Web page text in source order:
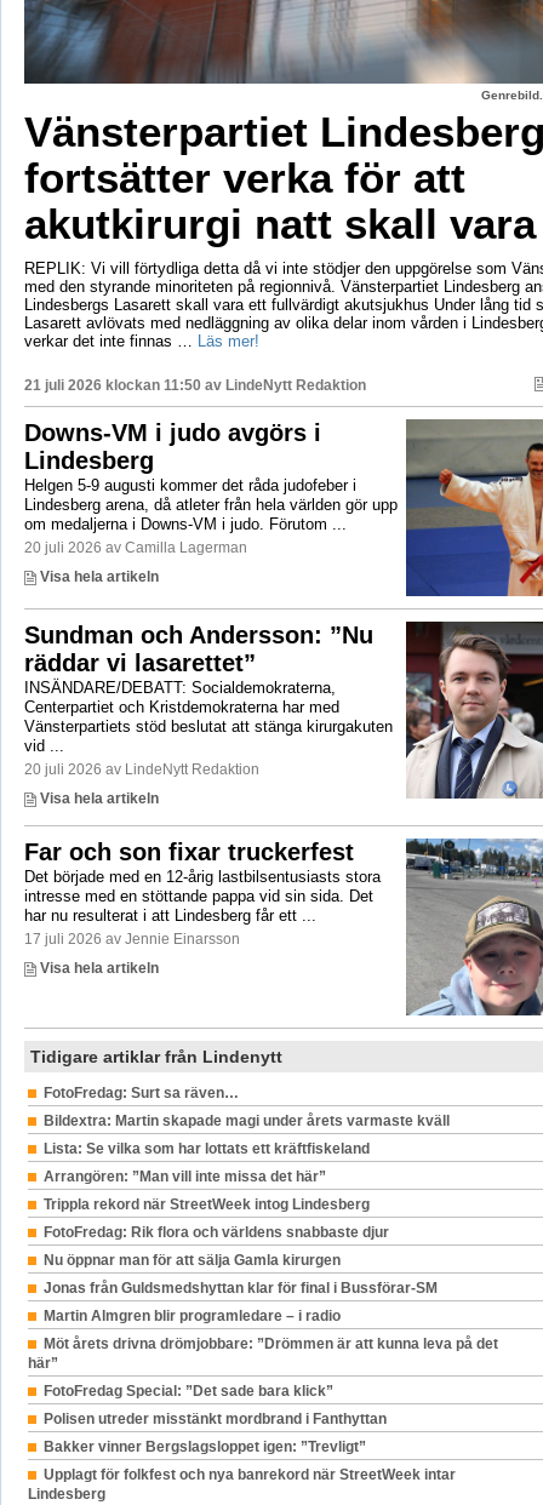
Vänsterpartiet
fortsätter verka för att
akutkirurgi natt skall
REPLIK: Vi vill förtydliga detta då vi inte stödjer den uppgörelse som
med den styrande minoriteten på regionnivå. Vänsterpartiet Lindesberg
Lindesbergs Lasarett skall vara ett fullvärdigt akutsjukhus Under lång tid
Lasarett avlövats med nedläggning av olika delar inom vården i
verkar det inte finnas …
Läs mer!
21 juli 2026 klockan 11:50 av LindeNytt Redaktion
Downs-VM i judo avgörs i
Lindesberg
Helgen 5-9 augusti kommer det råda judofeber i
Lindesberg arena, då atleter från hela världen gör upp
om medaljerna i Downs-VM i judo. Förutom ...
20 juli 2026 av Camilla Lagerman
Visa hela artikeln
Sundman och Andersson: ”Nu
räddar vi lasarettet”
INSÄNDARE/DEBATT: Socialdemokraterna,
Centerpartiet och Kristdemokraterna har med
Vänsterpartiets stöd beslutat att stänga kirurgakuten
vid ...
20 juli 2026 av LindeNytt Redaktion
Visa hela artikeln
Far och son fixar truckerfest
Det började med en 12-årig lastbilsentusiasts stora
intresse med en stöttande pappa vid sin sida. Det
har nu resulterat i att Lindesberg får ett ...
17 juli 2026 av Jennie Einarsson
Visa hela artikeln
Tidigare artiklar från Lindenytt
FotoFredag: Surt sa räven…
Bildextra: Martin skapade magi under årets varmaste kväll
Lista: Se vilka som har lottats ett kräftfiskeland
Arrangören: ”Man vill inte missa det här”
Trippla rekord när StreetWeek intog Lindesberg
FotoFredag: Rik flora och världens snabbaste djur
Nu öppnar man för att sälja Gamla kirurgen
Jonas från Guldsmedshyttan klar för final i Bussförar-SM
Martin Almgren blir programledare – i radio
Möt årets drivna drömjobbare: ”Drömmen är att kunna leva på det
här”
FotoFredag Special: ”Det sade bara klick”
Polisen utreder misstänkt mordbrand i Fanthyttan
Bakker vinner Bergslagsloppet igen: ”Trevligt”
Upplagt för folkfest och nya banrekord när StreetWeek intar
Lindesberg